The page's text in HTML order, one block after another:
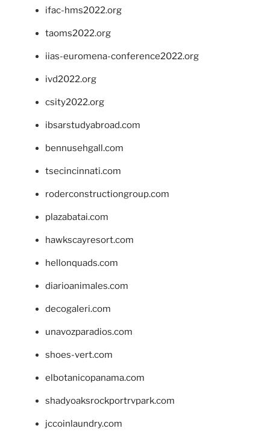
ifac-hms2022.org
taoms2022.org
iias-euromena-conference2022.org
ivd2022.org
csity2022.org
ibsarstudyabroad.com
bennusehgall.com
tsecincinnati.com
roderconstructiongroup.com
plazabatai.com
hawkscayresort.com
hellonquads.com
diarioanimales.com
decogaleri.com
unavozparadios.com
shoes-vert.com
elbotanicopanama.com
shadyoaksrockportrvpark.com
jccoinlaundry.com